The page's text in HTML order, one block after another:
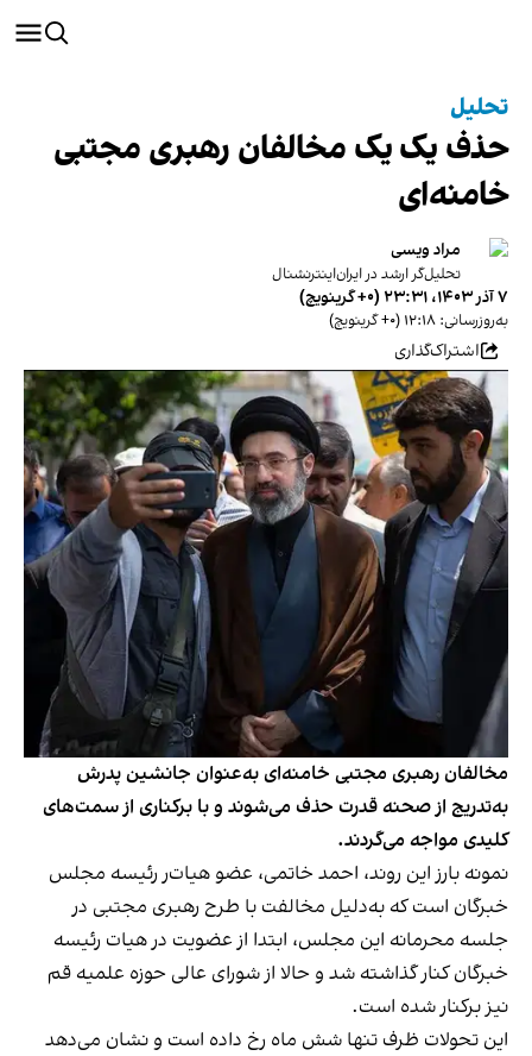
تحلیل
حذف یک یک مخالفان رهبری مجتبی
خامنه‌ای
مراد ویسی
تحلیل‌گر ارشد در ایران‌اینترنشنال
۷ آذر ۱۴۰۳، ۲۳:۳۱ (‎+۰ گرینویچ)
به‌روزرسانی: ۱۲:۱۸ (‎+۰ گرینویچ)
اشتراک‌گذاری
مخالفان رهبری مجتبی خامنه‌ای به‌عنوان جانشین پدرش
به‌تدریج از صحنه قدرت حذف می‌شوند و با برکناری از سمت‌های
کلیدی مواجه می‌گردند.
نمونه بارز این روند، احمد خاتمی، عضو هیات‌ر رئیسه مجلس
خبرگان است که به‌دلیل مخالفت با طرح رهبری مجتبی در
جلسه محرمانه این مجلس، ابتدا از عضویت در هیات‌ رئیسه
خبرگان کنار گذاشته شد و حالا از شورای عالی حوزه علمیه قم
نیز برکنار شده است.
این تحولات ظرف تنها شش ماه رخ داده است و نشان می‌دهد